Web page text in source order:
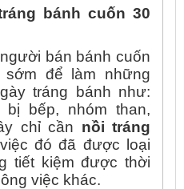
bánh cuốn 30
bán bánh cuốn
để làm những
tráng bánh như:
bếp, nhóm than,
chỉ cần nồi tráng
đó đã được loại
tiết kiệm được thời
việc khác.